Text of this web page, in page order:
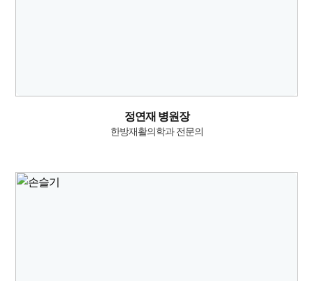
정연재 병원장
한방재활의학과 전문의